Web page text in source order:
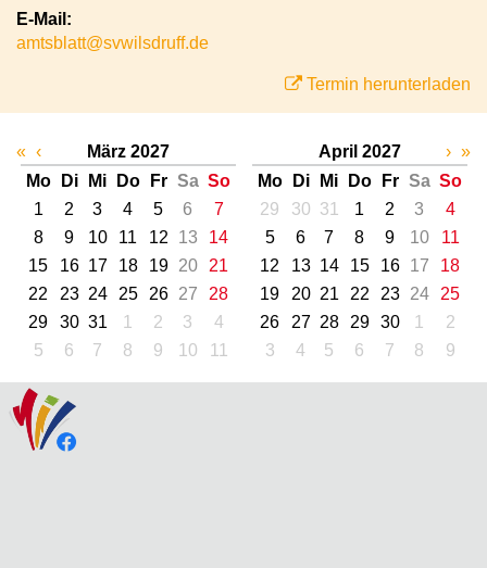
E-Mail:
amtsblatt@svwilsdruff.de
Termin herunterladen
« ‹
März 2027
Mo
Di Mi Do Fr Sa So
1
2 3 4 5 6
7
8
9 10 11 12 13
14
15
16 17 18 19 20
21
22
23 24 25 26 27
28
29
30 31 1 2 3
4
5
6 7 8 9 10 11
April 2027
Mo
Di Mi Do Fr Sa So
29
30 31 1 2 3
4
5
6 7 8 9 10
11
12
13 14 15 16 17
18
19
20 21 22 23 24
25
26
27 28 29 30 1
2
3
4 5 6 7 8 9
› »